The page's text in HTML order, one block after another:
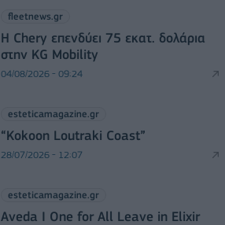
fleetnews.gr
Η Chery επενδύει 75 εκατ. δολάρια
στην KG Mobility
04/08/2026 - 09:24
esteticamagazine.gr
“Kokoon Loutraki Coast”
28/07/2026 - 12:07
esteticamagazine.gr
Aveda I One for All Leave in Elixir